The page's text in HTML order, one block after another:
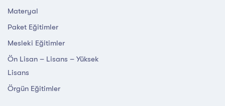
Materyal
Paket Eğitimler
Mesleki Eğitimler
Ön Lisan – Lisans – Yüksek
Lisans
Örgün Eğitimler